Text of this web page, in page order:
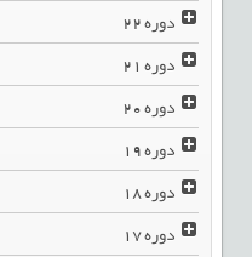
دوره22
دوره21
دوره20
دوره19
دوره18
دوره17